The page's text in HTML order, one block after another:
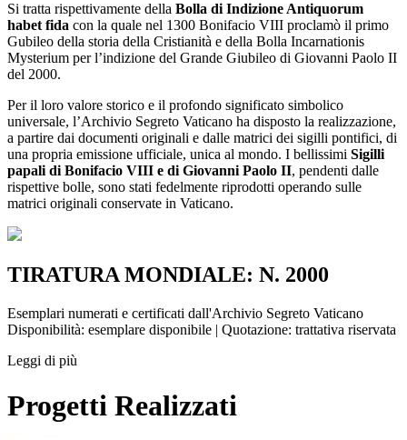
Si tratta rispettivamente della Bolla di Indizione Antiquorum
habet fida con la quale nel 1300 Bonifacio VIII proclamò il primo
Gubileo della storia della Cristianità e della Bolla Incarnationis
Mysterium per l’indizione del Grande Giubileo di Giovanni Paolo II
del 2000.
Per il loro valore storico e il profondo significato simbolico
universale, l’Archivio Segreto Vaticano ha disposto la realizzazione,
a partire dai documenti originali e dalle matrici dei sigilli pontifici, di
una propria emissione ufficiale, unica al mondo. I bellissimi Sigilli
papali di Bonifacio VIII e di Giovanni Paolo II, pendenti dalle
rispettive bolle, sono stati fedelmente riprodotti operando sulle
matrici originali conservate in Vaticano.
TIRATURA MONDIALE: N. 2000
Esemplari numerati e certificati dall'Archivio Segreto Vaticano
Disponibilità: esemplare disponibile | Quotazione: trattativa riservata
Leggi di più
Progetti Realizzati